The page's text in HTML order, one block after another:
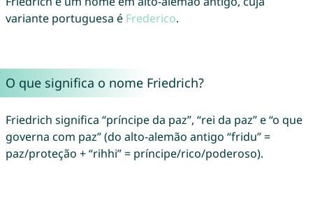
variante portuguesa é Frederico.
O que significa o nome Friedrich?
Friedrich significa “príncipe da paz”, “rei da paz” e “o que
governa com paz” (do alto-alemão antigo “fridu” =
paz/proteção + “rihhi” = príncipe/rico/poderoso).